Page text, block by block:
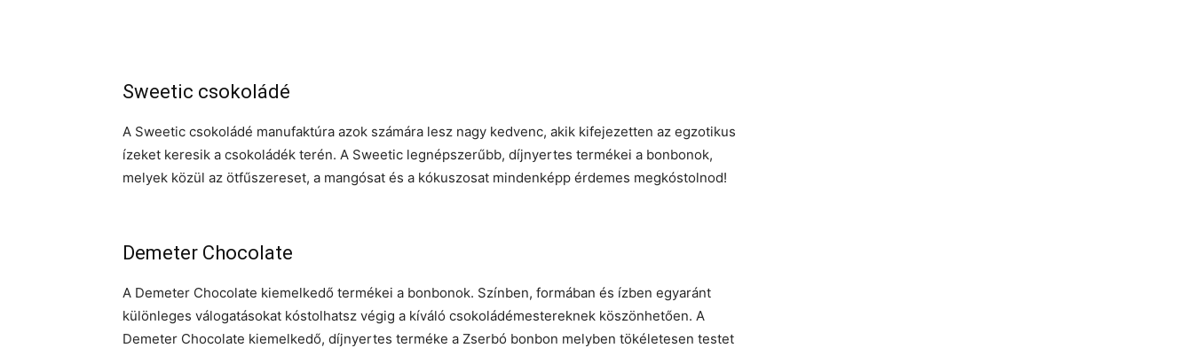
Sweetic csokoládé
A Sweetic csokoládé manufaktúra azok számára lesz nagy kedvenc, akik kifejezetten az egzotikus
ízeket keresik a csokoládék terén. A Sweetic legnépszerűbb, díjnyertes termékei a bonbonok,
melyek közül az ötfűszereset, a mangósat és a kókuszosat mindenképp érdemes megkóstolnod!
Demeter Chocolate
A Demeter Chocolate kiemelkedő termékei a bonbonok. Színben, formában és ízben egyaránt
különleges válogatásokat kóstolhatsz végig a kíváló csokoládémestereknek köszönhetően. A
Demeter Chocolate kiemelkedő, díjnyertes terméke a Zserbó bonbon melyben tökéletesen testet